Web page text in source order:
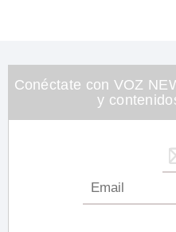
Conéctate con VOZ
y